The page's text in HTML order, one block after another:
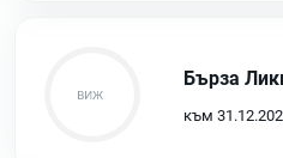
Бърза
към